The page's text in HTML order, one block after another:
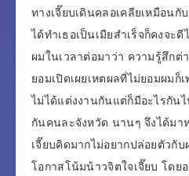
ทางเจี๊ยบเดินคลอเคลียเหมือนกั
ได้ทำเธอเป็นเมียสำเร็จก็คงจะ
ผมในเวลาต่อมาว่า ความรู้สึก
ยอมเปิดเผยเหตผลที่ไม่ยอมผมก็
ไม่ได้แต่งงานกันแต่ก็มีอะไรกัน
กันคนละจังหวัด นานๆ จึงได้ม
เจี๊ยบคิดมากไม่อยากปล่อยตัวกั
โอกาสโน้มน้าวจิตใจเจี๊ยบ โดย